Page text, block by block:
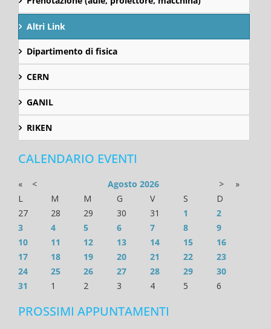
Altri Link
Dipartimento di fisica
CERN
GANIL
RIKEN
CALENDARIO EVENTI
« < Agosto 2026 >
»
L
M M G V S
D
27
28 29 30 31 1
2
3
4 5 6 7 8
9
10
11 12 13 14 15
16
17
18 19 20 21 22
23
24
25 26 27 28 29
30
31
1 2 3 4 5 6
PROSSIMI APPUNTAMENTI